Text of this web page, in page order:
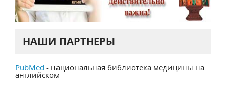
НАШИ ПАРТНЕРЫ
PubMed - национальная библиотека медицины на
английском